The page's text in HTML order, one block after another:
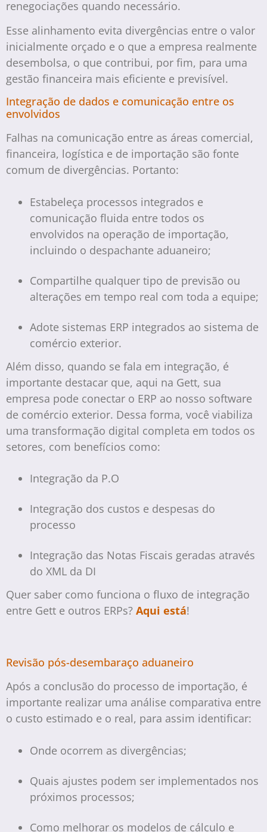
renegociações quando necessário.
Esse alinhamento evita divergências entre o valor
inicialmente orçado e o que a empresa realmente
desembolsa, o que contribui, por fim, para uma
gestão financeira mais eficiente e previsível.
Integração de dados e comunicação entre os
envolvidos
Falhas na comunicação entre as áreas comercial,
financeira, logística e de importação são fonte
comum de divergências. Portanto:
Estabeleça processos integrados e
comunicação fluida entre todos os
envolvidos na operação de importação,
incluindo o despachante aduaneiro;
Compartilhe qualquer tipo de previsão ou
alterações em tempo real com toda a equipe;
Adote sistemas ERP integrados ao sistema de
comércio exterior.
Além disso, quando se fala em integração, é
importante destacar que, aqui na Gett, sua
empresa pode conectar o ERP ao nosso software
de comércio exterior. Dessa forma, você viabiliza
uma transformação digital completa em todos os
setores, com benefícios como:
Integração da P.O
Integração dos custos e despesas do
processo
Integração das Notas Fiscais geradas através
do XML da DI
Quer saber como funciona o fluxo de integração
entre Gett e outros ERPs? Aqui está!
Revisão pós-desembaraço aduaneiro
Após a conclusão do processo de importação, é
importante realizar uma análise comparativa entre
o custo estimado e o real, para assim identificar:
Onde ocorrem as divergências;
Quais ajustes podem ser implementados nos
próximos processos;
Como melhorar os modelos de cálculo e